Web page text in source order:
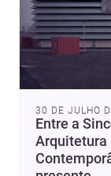
30 DE JULHO
Entre a
Arquitetura